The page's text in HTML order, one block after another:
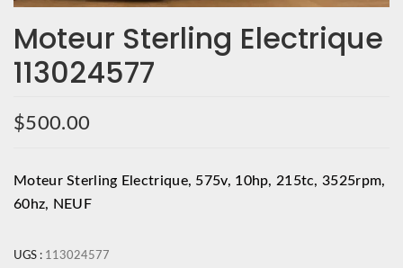
Moteur Sterling Electrique
113024577
$500.00
Moteur Sterling Electrique, 575v, 10hp, 215tc, 3525rpm,
60hz, NEUF
UGS : 113024577